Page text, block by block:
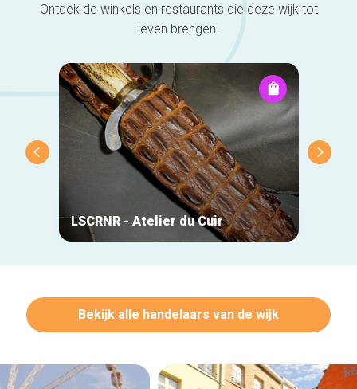
Ontdek de winkels en restaurants die deze wijk tot
leven brengen.
LSCRNR - Atelier du Cuir
Bekijk alle handelaars van de wijk